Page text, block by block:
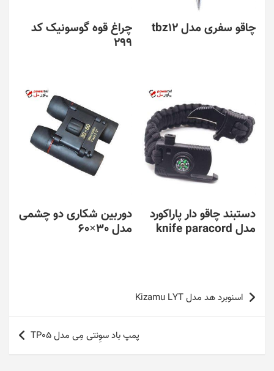
چاقو سفری مدل tbz12
چراغ قوه گوسونیک کد
299
دستبند چاقو دار پاراکورد
مدل knife paracord
دوربین شکاری دو چشمی
مدل 30×60
راهبری
نوشته
اسنوبرد هد مدل Kizamu LYT
پمپ باد سوِنتی مِی مدل TP05